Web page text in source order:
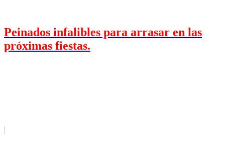
Peinados infalibles para arrasar en las
próximas fiestas.